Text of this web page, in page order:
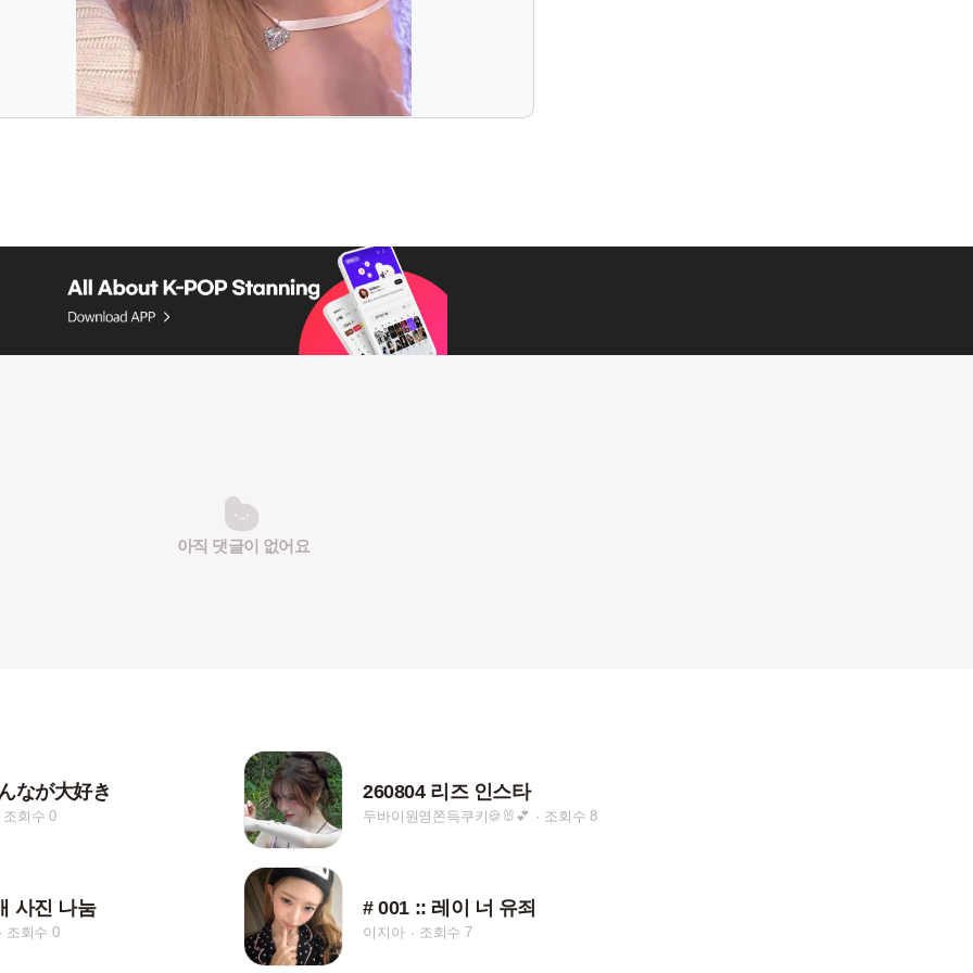
아직 댓글이 없어요
なが大好き
조회수 0
260804 리즈 인스타
두바이원영쫀득쿠키🍪🐰💕 조회수 8
사진 나눔
조회수 0
# 001 :: 레이 너 유죄
이지아 조회수 7